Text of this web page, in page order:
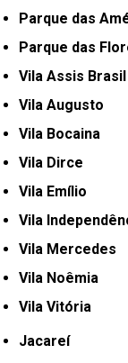
Parque das
Parque das
Vila Assis Brasil
Vila Augusto
Vila Bocaina
Vila Dirce
Vila Emílio
Vila
Vila Mercedes
Vila Noêmia
Vila Vitória
Jacareí